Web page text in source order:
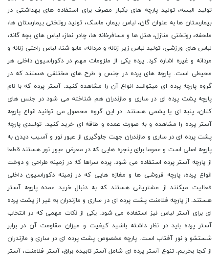
تولید البسه، تولید پارچه های یکبار مصرف برای استفاده های بهداشتی در
بیمارستان ها به عنوان گان، لباس بیمار، ماسک، تولید روتختی بیمارستان ها،
ملحفه، روتختی منازل، هتل ها و مسافرخانه ها، چادر نماز، لباس های بچه گانه،
لباس های ورزشی، تولید لباس زیر زنانه و مردانه، مایو شنا، لباس راحتی زنانه و
مردانه و غیره اشاره کرد. پرده یکی از ملزومات مهم در دکوراسیون داخلی هر
محیطی است. پارچه های پرده در جنس و طرح های مختلفی هستند که در
گروه پارچه پرده ای میتوانید انواع آن را مشاهده کنید. آستر پرده که با نام
پارچه پشت پرده ای در ساری و مازندران هم شناخته می شود در جنس های
کتان، پنبه ای یا پشمی هستند. در این گروه محصول می توانید انواع پارچه
آستر پرده را مشاهده و به صورت عمده و طاقه ای خرید کنید. تولیدی پارچه
پشت پرده ای در ساری و مازندران جهت جلوگیری از عبور نور و آسیب دیدن به
پارچه اصلی است و عموما برای پنجره هایی که در معرض عبور نور هستند قطعا
از پارچه آستر پرده استفاده می شود. پرده سراها که در زمینه طراحی و دوخت
انواع پرده، پارچه فروشی ها و مغازه هایی که در زمینه دکوراسیون داخلی
فعالیت میکنند از مشتریانی هستند که به دنبال خرید عمده پارچه آستر
هستند. از پارچه فلامنت پشت پرده ای در ساری و مازندران به غیر از پشت پرده
ای برای آستر لباس نیز استفاده می شود. یکی از نکات مهمی که در انتخاب
آستر پرده باید در نظر داشته باشید کیفیت و میزان مقاومت آن در برابر
شستشو و نور آفتاب است. پارچه مخصوص پشت پرده ای در ساری و مازندران
از کجا بخریم. تنوع آستر پرده ای شامل آستر تابیده براق، آستر فلامنت، آستر